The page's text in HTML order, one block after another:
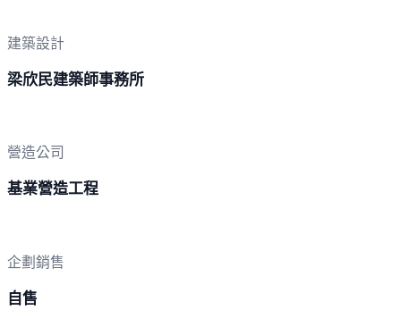
建築設計
梁欣民建築師事務所
營造公司
基業營造工程
企劃銷售
自售